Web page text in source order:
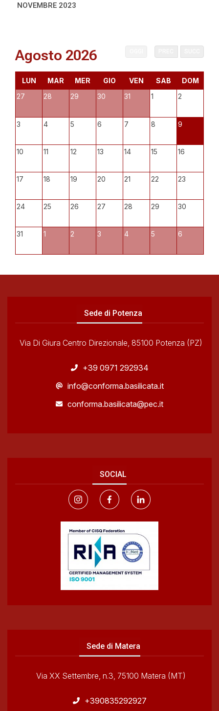
NOVEMBRE 2023
Agosto 2026
LUN MAR MER GIO VEN SAB
DOM
27
28 29 30 31 1 2
3 4 5 6 7 8 9
10 11 12 13 14 15 16
17 18 19 20 21 22 23
24 25 26 27 28 29 30
31 1 2 3 4 5 6
Sede di Potenza
Via Di Giura Centro Direzionale, 85100 Potenza (PZ)
+39 0971 292934
info@conforma.basilicata.it
conforma.basilicata@pec.it
SOCIAL
Sede di Matera
Via XX Settembre, n.3, 75100 Matera (MT)
+390835292927